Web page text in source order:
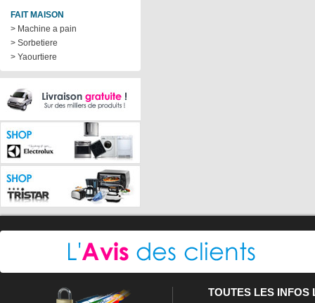
FAIT MAISON
> Machine a pain
> Sorbetiere
> Yaourtiere
TOUTES LES INFOS